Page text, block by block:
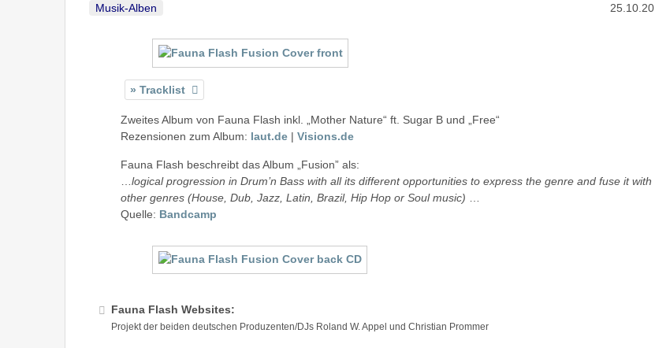
Musik-Alben 25.10.20
Tracklist
Zweites Album von Fauna Flash inkl. „Mother Nature“ ft. Sugar B und „Free“
Rezensionen zum Album: laut.de | Visions.de
Fauna Flash beschreibt das Album „Fusion” als:
logical progression in Drum’n Bass with all its different opportunities to express the genre and fuse it with
other genres (House, Dub, Jazz, Latin, Brazil, Hip Hop or Soul music)
Quelle: Bandcamp
Fauna Flash Websites:
Projekt der beiden deutschen Produzenten/DJs Roland W. Appel und Christian Prommer